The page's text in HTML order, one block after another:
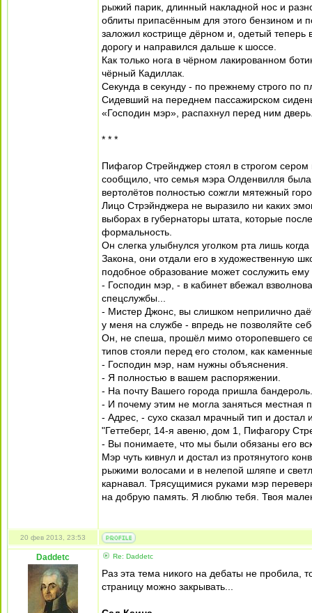
рыжий парик, длинный накладной нос и
облиты припасённым для этого бензином и
заложил кострище дёрном и, одетый теперь
дорогу и направился дальше к шоссе.
Как только нога в чёрном лакированном
чёрный Кадиллак.
Секунда в секунду - по прежнему строго по
Сидевший на переднем пассажирском
«Господин мэр», распахнул перед ним
* * *
Пифагор Стрейнджер стоял в строгом
сообщило, что семья мэра Олденвилля была
вертолётов полностью сожгли мятежный
Лицо Стрэйнджера не выразило ни каких
выборах в губернаторы штата, которые
формальность.
Он слегка улыбнулся уголком рта лишь
Закона, они отдали его в художественную
подобное образование может сослужить ему
- Господин мэр, - в кабинет вбежал
спецслужбы...
- Мистер Джонс, вы слишком неприлично
у меня на службе - впредь не позволяйте
Он, не спеша, прошёл мимо оторопевшего
типов стояли перед его столом, как
- Господин мэр, нам нужны объяснения.
- Я полностью в вашем распоряжении.
- На почту Вашего города пришла
- И почему этим не могла заняться местная
- Адрес, - сухо сказал мрачный тип и достал
"Геттеберг, 14-я авеню, дом 1, Пифагору
- Вы понимаете, что мы были обязаны его
Мэр чуть кивнул и достал из протянутого
рыжими волосами и в нелепой шляпе и
карнавал. Трясущимися руками мэр
на добрую память. Я люблю тебя. Твоя
20 фев 2013, 23:53
Daddetc Re: Daddetc
Раз эта тема никого на дебаты не пробила,
страницу можно закрывать...